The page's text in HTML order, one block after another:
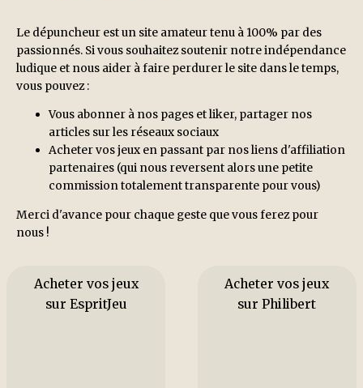
Le dépuncheur est un site amateur tenu à 100% par des
passionnés. Si vous souhaitez soutenir notre indépendance
ludique et nous aider à faire perdurer le site dans le temps,
vous pouvez :
Vous abonner à nos pages et liker, partager nos
articles sur les réseaux sociaux
Acheter vos jeux en passant par nos liens d'affiliation
partenaires (qui nous reversent alors une petite
commission totalement transparente pour vous)
Merci d'avance pour chaque geste que vous ferez pour
nous !
Acheter vos jeux
sur EspritJeu
Acheter vos jeux
sur Philibert